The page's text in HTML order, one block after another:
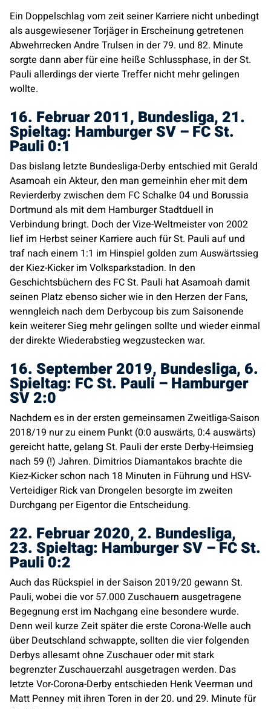
Ein Doppelschlag vom zeit seiner Karriere nicht unbedingt
als ausgewiesener Torjäger in Erscheinung getretenen
Abwehrrecken Andre Trulsen in der 79. und 82. Minute
sorgte dann aber für eine heiße Schlussphase, in der St.
Pauli allerdings der vierte Treffer nicht mehr gelingen
wollte.
16. Februar 2011, Bundesliga, 21.
Spieltag: Hamburger SV – FC St.
Pauli 0:1
Das bislang letzte Bundesliga-Derby entschied mit Gerald
Asamoah ein Akteur, den man gemeinhin eher mit dem
Revierderby zwischen dem FC Schalke 04 und Borussia
Dortmund als mit dem Hamburger Stadtduell in
Verbindung bringt. Doch der Vize-Weltmeister von 2002
lief im Herbst seiner Karriere auch für St. Pauli auf und
traf nach einem 1:1 im Hinspiel golden zum Auswärtssieg
der Kiez-Kicker im Volksparkstadion. In den
Geschichtsbüchern des FC St. Pauli hat Asamoah damit
seinen Platz ebenso sicher wie in den Herzen der Fans,
wenngleich nach dem Derbycoup bis zum Saisonende
kein weiterer Sieg mehr gelingen sollte und wieder einmal
der direkte Wiederabstieg wegzustecken war.
16. September 2019, Bundesliga, 6.
Spieltag: FC St. Pauli – Hamburger
SV 2:0
Nachdem es in der ersten gemeinsamen Zweitliga-Saison
2018/19 nur zu einem Punkt (0:0 auswärts, 0:4 auswärts)
gereicht hatte, gelang St. Pauli der erste Derby-Heimsieg
nach 59 (!) Jahren. Dimitrios Diamantakos brachte die
Kiez-Kicker schon nach 18 Minuten in Führung und HSV-
Verteidiger Rick van Drongelen besorgte im zweiten
Durchgang per Eigentor die Entscheidung.
22. Februar 2020, 2. Bundesliga,
23. Spieltag: Hamburger SV – FC St.
Pauli 0:2
Auch das Rückspiel in der Saison 2019/20 gewann St.
Pauli, wobei die vor 57.000 Zuschauern ausgetragene
Begegnung erst im Nachgang eine besondere wurde.
Denn weil kurze Zeit später die erste Corona-Welle auch
über Deutschland schwappte, sollten die vier folgenden
Derbys allesamt ohne Zuschauer oder mit stark
begrenzter Zuschauerzahl ausgetragen werden. Das
letzte Vor-Corona-Derby entschieden Henk Veerman und
Matt Penney mit ihren Toren in der 20. und 29. Minute für